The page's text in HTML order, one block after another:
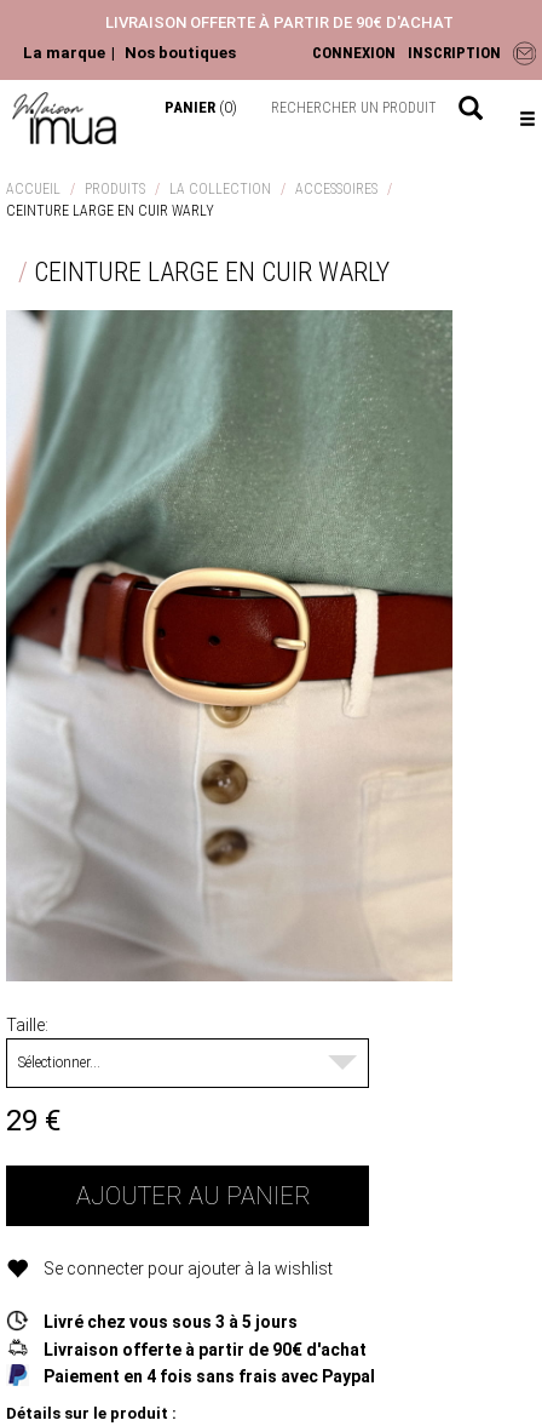
LIVRAISON OFFERTE À PARTIR DE 90€ D'ACHAT
La marque
Nos boutiques CONNEXION INSCRIPTION
PANIER (0)
ACCESSOIRES
PANTALONS ET JEANS
ROBES ET JUPES
LA COLLECTION
CHEMISIERS & BLOUSES
TOPS & T-SHIRTS
GILETS & PULLS
JEANS & PANTALONS
VESTES
MANTEAUX & PARKAS
ROBES
JUPES & SHORTS
ACCESSOIRES
CARTES CADEAUX
FOULARDS ET ÉCHARPES
ACCESSOIRES
HAUTS
PANTALONS ET JEANS
ROBES ET JUPES
ACCUEIL PRODUITS LA COLLECTION
ACCESSOIRES
CEINTURE LARGE EN CUIR WARLY
CEINTURE LARGE EN CUIR WARLY
Taille
29 €
AJOUTER AU PANIER
Se connecter pour ajouter à la wishlist
Livré chez vous sous 3 à 5 jours
Livraison offerte à partir de 90€ d'achat
Paiement en 4 fois sans frais avec Paypal
Détails sur le produit :